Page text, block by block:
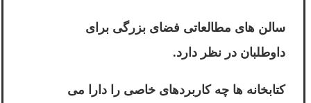
سالن های مطالعاتی فضای بزرگی برای
داوطلبان در نظر دارد.
کتابخانه ها چه کاربردهای خاصی را دارا می